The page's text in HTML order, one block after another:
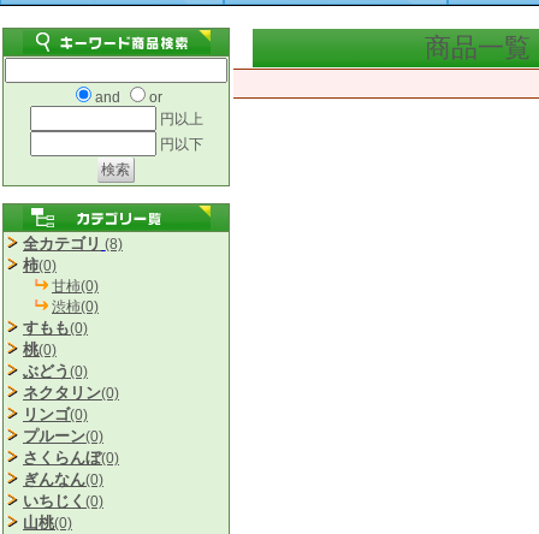
and
or
円以上
円以下
全カテゴリ (8)
柿(0)
甘柿(0)
渋柿(0)
すもも(0)
桃(0)
ぶどう (0)
ネクタリン(0)
リンゴ(0)
プルーン(0)
さくらんぼ(0)
ぎんなん(0)
いちじく (0)
山桃(0)
商品一覧